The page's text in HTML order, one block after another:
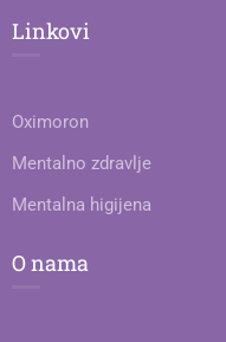
Linkovi
Oximoron
Mentalno zdravlje
Mentalna higijena
O nama